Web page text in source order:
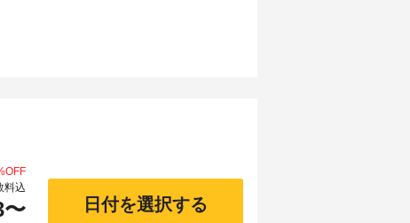
料込
〜 日付を選択する